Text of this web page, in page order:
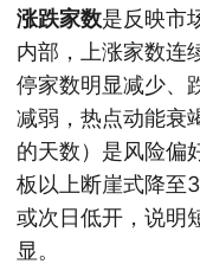
涨跌家数是反映市
内部，上涨家数连
停家数明显减少、
减弱，热点动能衰
的天数）是风险偏
板以上断崖式降至
或次日低开，说明
显。